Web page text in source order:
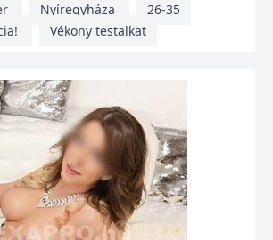
Nyíregyháza
26-35
Vékony testalkat